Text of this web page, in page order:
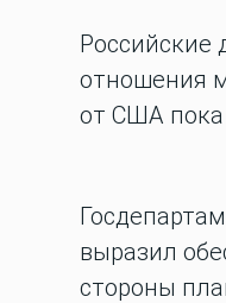
Российские
отношения
от США пока
выразил
стороны